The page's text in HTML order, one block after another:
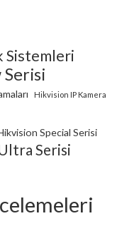
Sistemleri
Hikvision IP Kamera
Special Serisi
Serisi